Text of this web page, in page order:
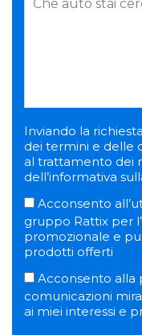
Inviando la
dei termini e delle
al trattamento dei
dell’informativa
Acconsento
gruppo Rattix per
promozionale e
prodotti offerti
Acconsento alla
comunicazioni
ai miei interessi e